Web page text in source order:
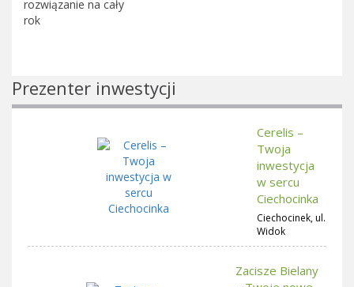
rozwiązanie na cały
rok
Prezenter inwestycji
Cerelis –
Twoja
inwestycja
w sercu
Ciechocinka
Ciechocinek, ul.
Widok
Zacisze Bielany